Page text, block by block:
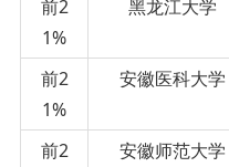
前2
1%
黑龙江大学
前2
1%
安徽医科大学
前2
安徽师范大学